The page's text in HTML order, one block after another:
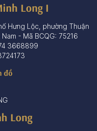
Long I
Hưng Lộc, phường Thuận
- Mã BCQG: 75216
3668899
đồ
Long